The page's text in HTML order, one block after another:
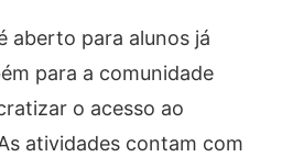
aberto para alunos já
para a comunidade
o acesso ao
atividades contam com